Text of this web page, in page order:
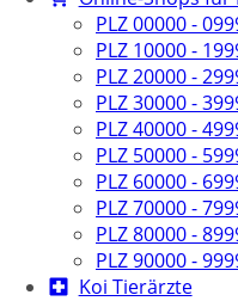
PLZ 00000 -
PLZ 10000 -
PLZ 20000 -
PLZ 30000 -
PLZ 40000 -
PLZ 50000 -
PLZ 60000 -
PLZ 70000 -
PLZ 80000 -
PLZ 90000 -
Koi Tierärzte